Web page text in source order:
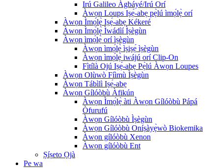
Irú Galileo Àgbáyé/Irú Orí
Àwọn Loups Iṣẹ́-abẹ pẹ̀lú ìmọ́lẹ̀ orí
Àwọn Ìmọ́lẹ̀ Iṣẹ́-abẹ Kékeré
Àwọn Ìmọ́lẹ̀ Ìwádìí Ìṣègùn
Àwọn ìmọ́lẹ̀ orí ìṣègùn
Àwọn ìmọ́lẹ̀ ìṣiṣẹ́ ìṣègùn
Àwọn ìmọ́lẹ̀ iwájú orí Clip-On
Fìtílà Ojú Iṣẹ́-abẹ Pẹ̀lú Àwọn Loupes
Àwọn Olùwò Fíìmù Ìṣègùn
Àwọn Tábìlì Iṣẹ́-abẹ
Àwọn Gílóòbù Àfikún
Àwọn Ìmọ́lẹ̀ àti Àwọn Gílóòbù Pápá
Òfurufú
Àwọn Gílóòbù Ìṣègùn
Àwọn Gílóòbù Oníṣàyẹ̀wò Biokemika
Àwọn gílóòbù Xenon
Àwọn gílóòbù Ent
Ṣíṣeto Ọjà
Pe wa